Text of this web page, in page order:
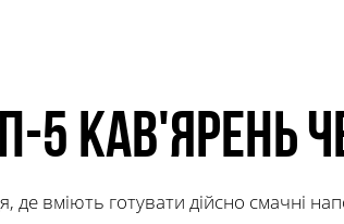
5 кав'ярень
де вміють готувати дійсно смачні